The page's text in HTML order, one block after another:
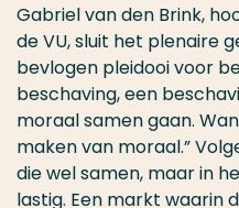
Gabriel van den Brink,
de VU, sluit het plenaire
bevlogen pleidooi voor
beschaving, een
moraal samen gaan.
maken van moraal.”
die wel samen, maar in
lastig. Een markt waarin